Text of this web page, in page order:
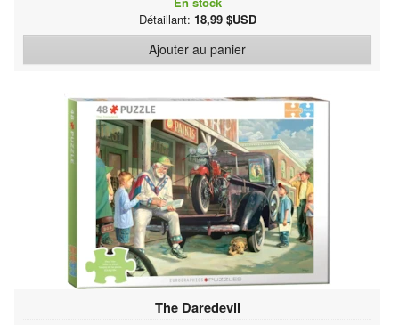
Détaillant: 18,99 $USD
Ajouter au panier
The Daredevil